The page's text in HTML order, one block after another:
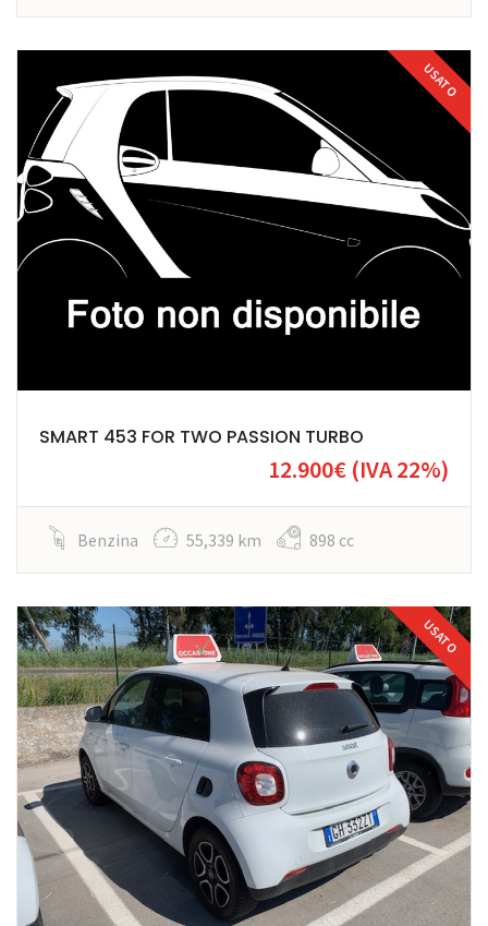
USATO
SMART 453 FOR TWO PASSION TURBO
12.900€ (IVA 22%)
Benzina 55,339 km 898 cc
USATO